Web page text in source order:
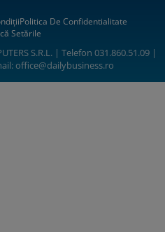
Politica De Confidentialitate
Setările
S.R.L. | Telefon 031.860.51.09 |
office@dailybusiness.ro